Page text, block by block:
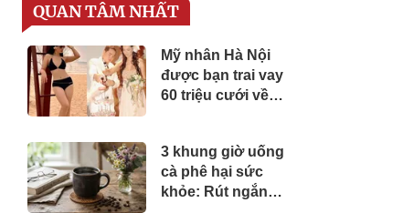
QUAN TÂM NHẤT
Mỹ nhân Hà Nội
được bạn trai vay
60 triệu cưới về
200m2, con gái
xinh như hoa
3 khung giờ uống
cà phê hại sức
khỏe: Rút ngắn